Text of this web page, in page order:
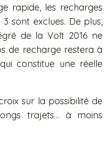
rapide, les recharges
sont exclues. De plus,
de la Volt 2016 ne
de recharge restera à
constitue une réelle
sur la possibilité de
trajets… à moins